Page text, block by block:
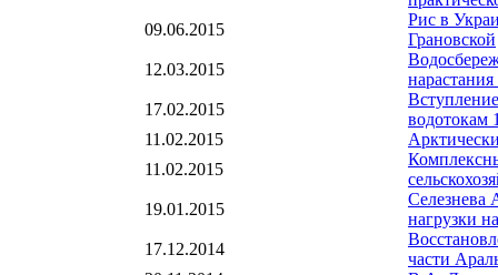
09.06.2015
Рис в
Грановской
12.03.2015
17.02.2015
водотокам
11.02.2015
11.02.2015
19.01.2015
Селезнева
нагрузки
17.12.2014
части